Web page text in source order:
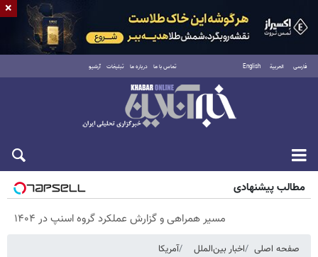
فارسی العربية English تماس با ما درباره ما تبلیغات آرشیو
پنجشنبه ۱۵ مرداد ۱۴۰۵
مطالب پیشنهادی
مسیر همراهی و گزارش عملکرد گروه اسنپ در ۱۴۰۴
صفحه اصلی اخبار بین‌الملل آمریکا
×